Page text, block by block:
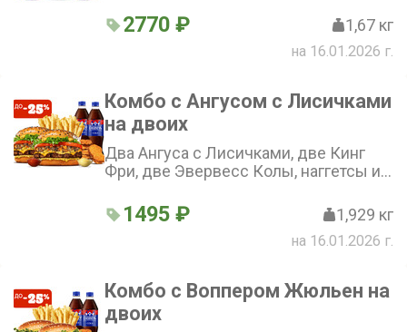
2770 ₽ 1,67 кг
на 16.01.2026 г.
Комбо с Ангусом с Лисичками
на двоих
Два Ангуса с Лисичками, две Кинг
Фри, две Эвервесс Колы, наггетсы и
картошки, две колы и хрустящие
наггетсы на двоих.
1495 ₽ 1,929 кг
на 16.01.2026 г.
Комбо с Воппером Жюльен на
двоих